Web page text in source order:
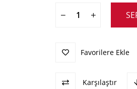
Favorilere Ekle
Karşılaştır